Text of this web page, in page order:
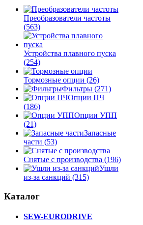
Преобразователи частоты
(563)
Устройства плавного пуска
(254)
Тормозные опции (26)
Фильтры (271)
Опции ПЧ
(186)
Опции УПП
(21)
Запасные
части (53)
Снятые с производства (196)
Ушли
из-за санкций (315)
Каталог
SEW-EURODRIVE